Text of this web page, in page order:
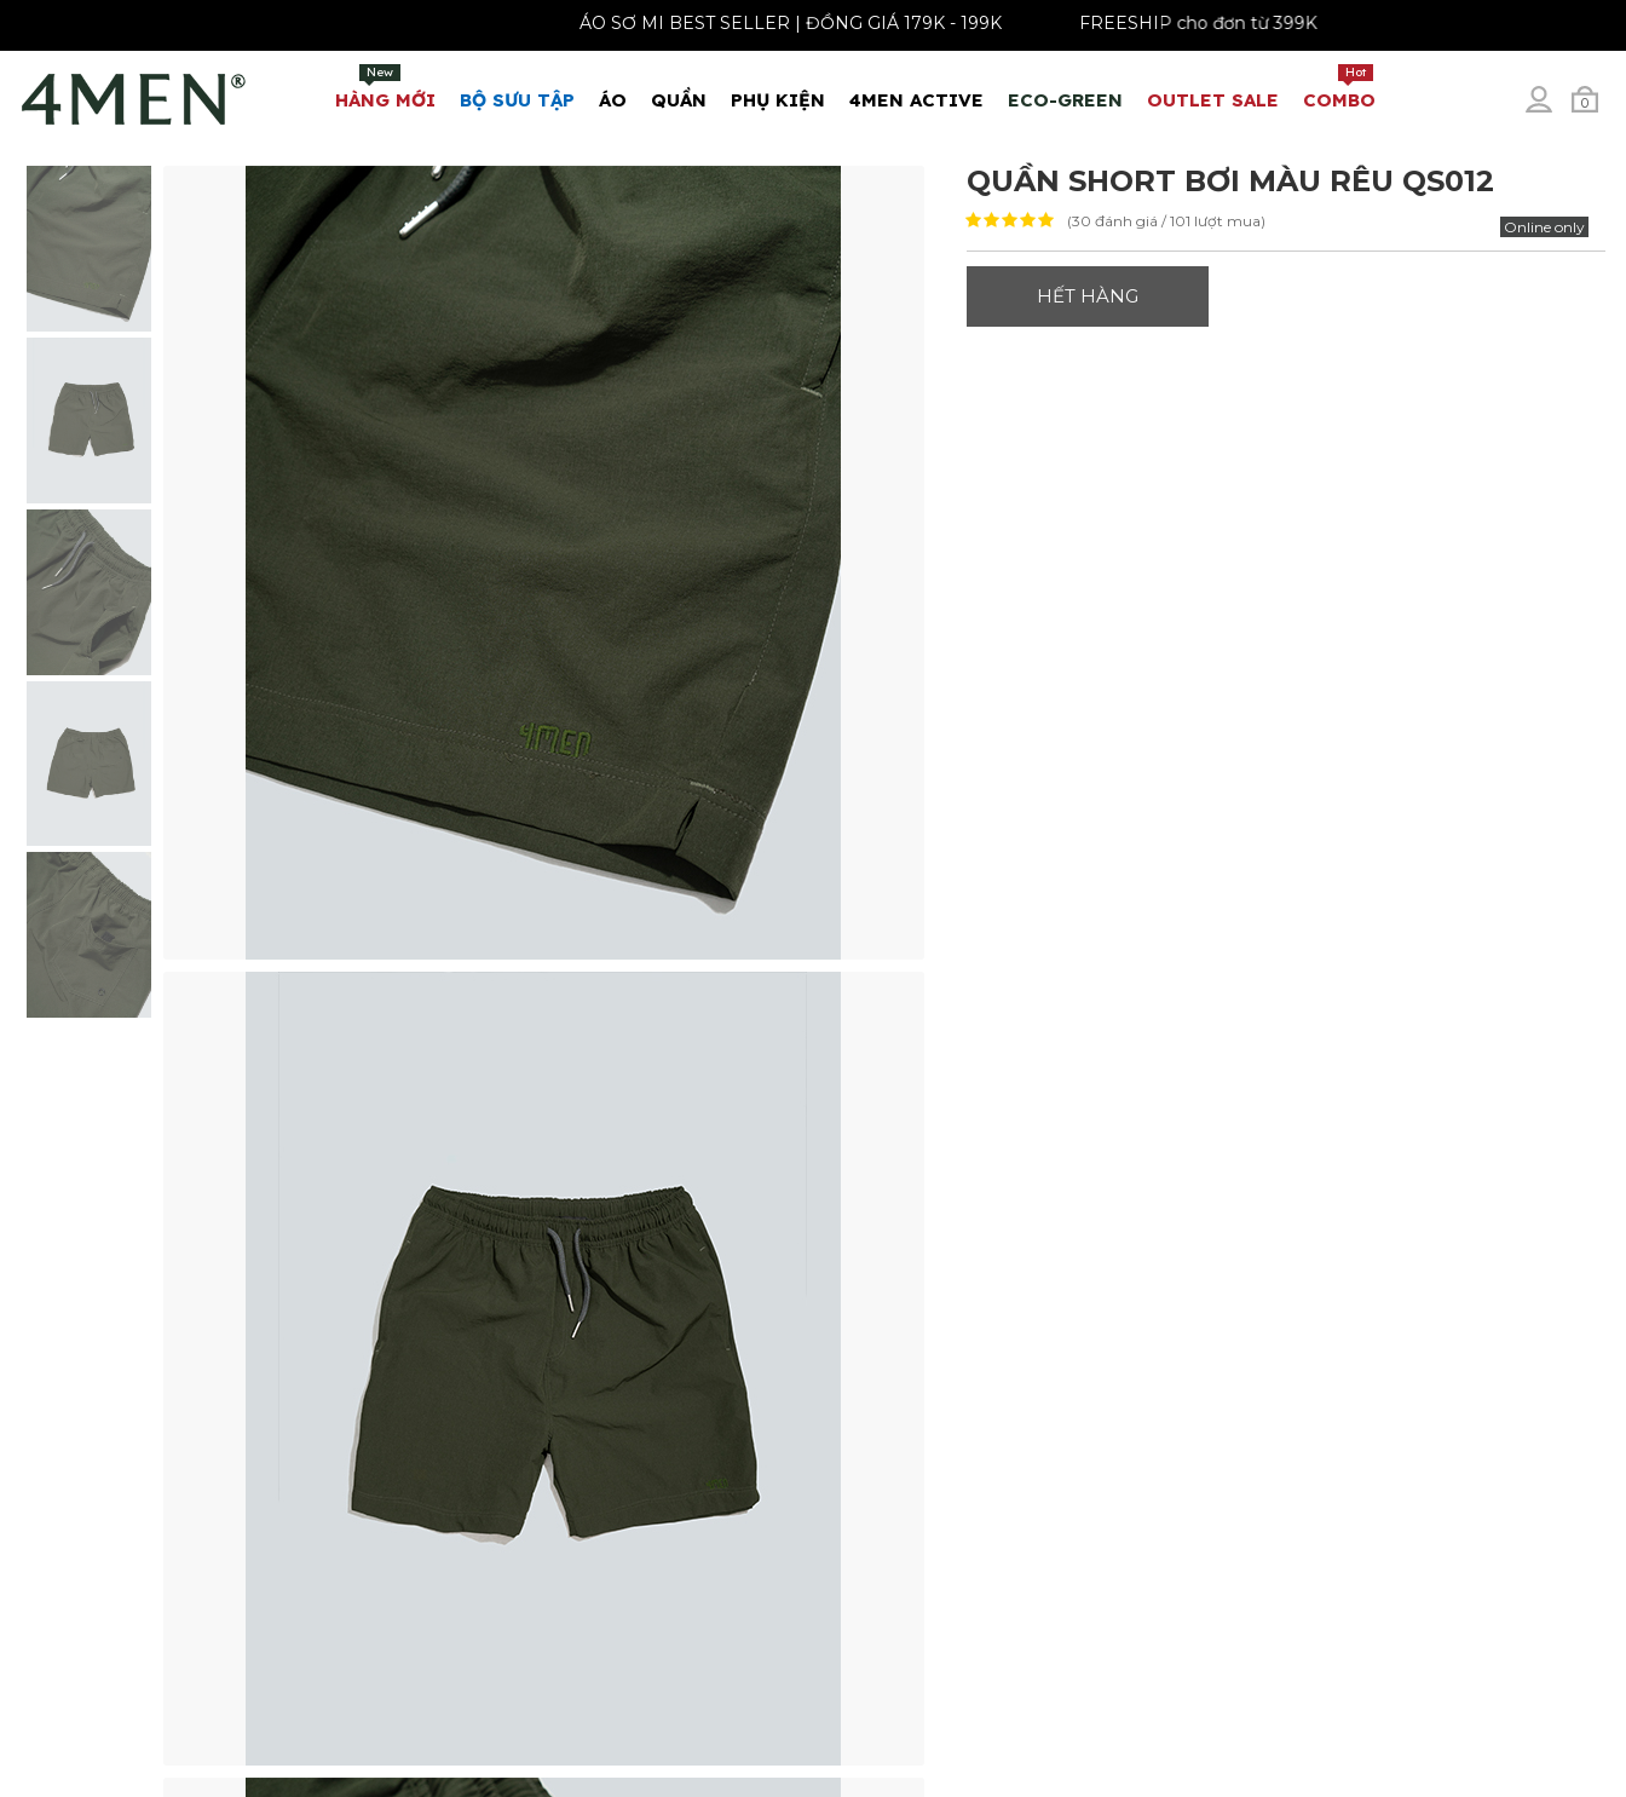
ÁO SƠ MI BEST SELLER | ĐỒNG GIÁ 179K - 199K FREESHIP cho đơn từ 399K
0
HÀNG MỚI
New
BỘ SƯU TẬP ÁO QUẦN PHỤ KIỆN 4MEN ACTIVE ECO-GREEN OUTLET SALE COMBO
Hot
QUẦN SHORT BƠI MÀU RÊU QS012
Online only
(30 đánh giá / 101 lượt mua)
HẾT HÀNG